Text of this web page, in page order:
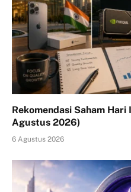
Rekomendasi Saham Hari
Agustus 2026)
6 Agustus 2026